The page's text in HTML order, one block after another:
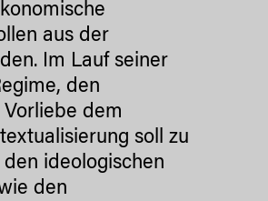
aus der
Im Lauf seiner
den
dem
soll zu
ideologischen
den